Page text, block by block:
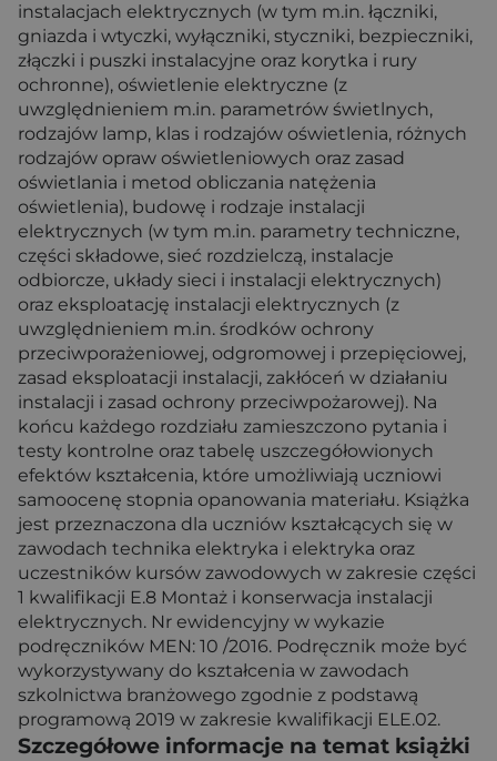
instalacjach elektrycznych (w tym m.in. łączniki,
gniazda i wtyczki, wyłączniki, styczniki, bezpieczniki,
złączki i puszki instalacyjne oraz korytka i rury
ochronne), oświetlenie elektryczne (z
uwzględnieniem m.in. parametrów świetlnych,
rodzajów lamp, klas i rodzajów oświetlenia, różnych
rodzajów opraw oświetleniowych oraz zasad
oświetlania i metod obliczania natężenia
oświetlenia), budowę i rodzaje instalacji
elektrycznych (w tym m.in. parametry techniczne,
części składowe, sieć rozdzielczą, instalacje
odbiorcze, układy sieci i instalacji elektrycznych)
oraz eksploatację instalacji elektrycznych (z
uwzględnieniem m.in. środków ochrony
przeciwporażeniowej, odgromowej i przepięciowej,
zasad eksploatacji instalacji, zakłóceń w działaniu
instalacji i zasad ochrony przeciwpożarowej). Na
końcu każdego rozdziału zamieszczono pytania i
testy kontrolne oraz tabelę uszczegółowionych
efektów kształcenia, które umożliwiają uczniowi
samoocenę stopnia opanowania materiału. Książka
jest przeznaczona dla uczniów kształcących się w
zawodach technika elektryka i elektryka oraz
uczestników kursów zawodowych w zakresie części
1 kwalifikacji E.8 Montaż i konserwacja instalacji
elektrycznych. Nr ewidencyjny w wykazie
podręczników MEN: 10 /2016. Podręcznik może być
wykorzystywany do kształcenia w zawodach
szkolnictwa branżowego zgodnie z podstawą
programową 2019 w zakresie kwalifikacji ELE.02.
Szczegółowe informacje na temat książki